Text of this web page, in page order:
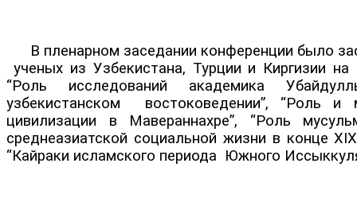
В пленарном заседании конференции было
ученых из Узбекистана, Турции и Киргизии
“Роль исследований академика
узбекистанском востоковедении”, “Роль и
цивилизации в Мавераннахре”, “Роль
среднеазиатской социальной жизни в конце
“Кайраки исламского периода Южного